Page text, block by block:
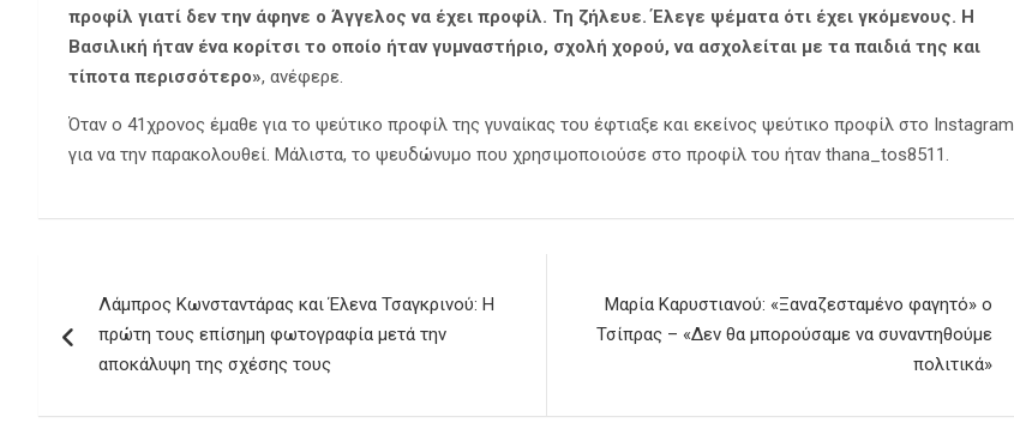
προφίλ γιατί δεν την άφηνε ο Άγγελος να έχει προφίλ. Τη ζήλευε. Έλεγε ψέματα ότι έχει γκόμενους. Η
Βασιλική ήταν ένα κορίτσι το οποίο ήταν γυμναστήριο, σχολή χορού, να ασχολείται με τα παιδιά της και
τίποτα περισσότερο», ανέφερε.
Όταν ο 41χρονος έμαθε για το ψεύτικο προφίλ της γυναίκας του έφτιαξε και εκείνος ψεύτικο προφίλ στο Instagram
για να την παρακολουθεί. Μάλιστα, το ψευδώνυμο που χρησιμοποιούσε στο προφίλ του ήταν thana_tos8511.
άρθρων
Λάμπρος Κωνσταντάρας και Έλενα Τσαγκρινού: Η
πρώτη τους επίσημη φωτογραφία μετά την
αποκάλυψη της σχέσης τους
Μαρία Καρυστιανού: «Ξαναζεσταμένο φαγητό» ο
Τσίπρας – «Δεν θα μπορούσαμε να συναντηθούμε
πολιτικά»